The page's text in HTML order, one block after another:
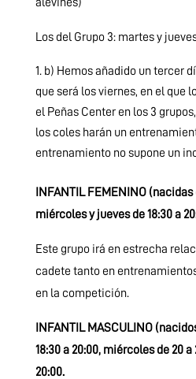
Los del Grupo 3: martes y
b) Hemos añadido un tercer
que será los viernes, en el que
el Peñas Center en los 3
los coles harán un
entrenamiento no supone un
INFANTIL FEMENINO (nacidas
miércoles y jueves de 18:30 a
Este grupo irá en estrecha
cadete tanto en
en la competición.
INFANTIL MASCULINO
18:30 a 20:00, miércoles de 20 a
20:00.